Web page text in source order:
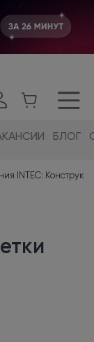
БЛОГ
INTEC: